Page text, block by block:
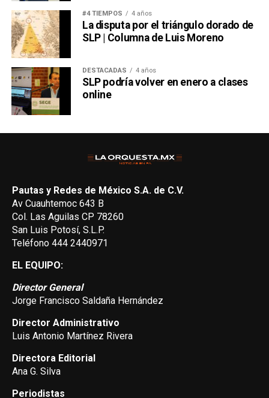
#4 TIEMPOS 4 años
La disputa por el triángulo dorado de
SLP | Columna de Luis Moreno
DESTACADAS 4 años
SLP podría volver en enero a clases
online
Pautas y Redes de México S.A. de C.V.
Av Cuauhtemoc 643 B
Col. Las Aguilas CP 78260
San Luis Potosí, S.L.P.
Teléfono 444 2440971
EL EQUIPO:
Director General
Jorge Francisco Saldaña Hernández
Director Administrativo
Luis Antonio Martínez Rivera
Directora Editorial
Ana G. Silva
Periodistas